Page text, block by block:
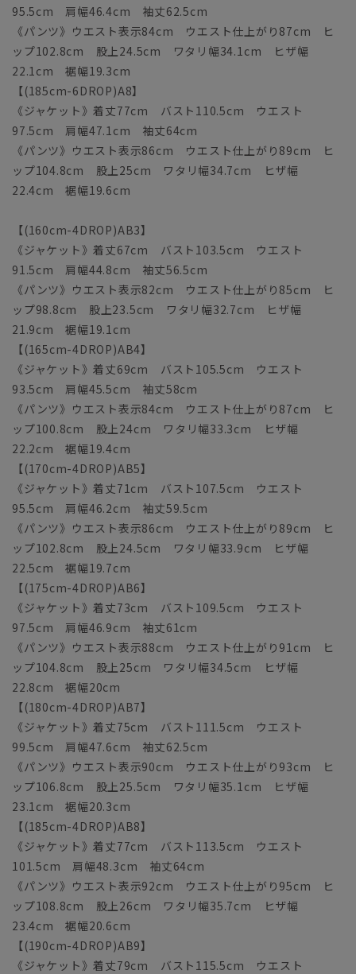
95.5cm 肩幅46.4cm 袖丈62.5cm
《パンツ》ウエスト表示84cm ウエスト仕上がり87cm ヒ
ップ102.8cm 股上24.5cm ワタリ幅34.1cm ヒザ幅
22.1cm 裾幅19.3cm
【(185cm-6DROP)A8】
《ジャケット》着丈77cm バスト110.5cm ウエスト
97.5cm 肩幅47.1cm 袖丈64cm
《パンツ》ウエスト表示86cm ウエスト仕上がり89cm ヒ
ップ104.8cm 股上25cm ワタリ幅34.7cm ヒザ幅
22.4cm 裾幅19.6cm
【(160cm-4DROP)AB3】
《ジャケット》着丈67cm バスト103.5cm ウエスト
91.5cm 肩幅44.8cm 袖丈56.5cm
《パンツ》ウエスト表示82cm ウエスト仕上がり85cm ヒ
ップ98.8cm 股上23.5cm ワタリ幅32.7cm ヒザ幅
21.9cm 裾幅19.1cm
【(165cm-4DROP)AB4】
《ジャケット》着丈69cm バスト105.5cm ウエスト
93.5cm 肩幅45.5cm 袖丈58cm
《パンツ》ウエスト表示84cm ウエスト仕上がり87cm ヒ
ップ100.8cm 股上24cm ワタリ幅33.3cm ヒザ幅
22.2cm 裾幅19.4cm
【(170cm-4DROP)AB5】
《ジャケット》着丈71cm バスト107.5cm ウエスト
95.5cm 肩幅46.2cm 袖丈59.5cm
《パンツ》ウエスト表示86cm ウエスト仕上がり89cm ヒ
ップ102.8cm 股上24.5cm ワタリ幅33.9cm ヒザ幅
22.5cm 裾幅19.7cm
【(175cm-4DROP)AB6】
《ジャケット》着丈73cm バスト109.5cm ウエスト
97.5cm 肩幅46.9cm 袖丈61cm
《パンツ》ウエスト表示88cm ウエスト仕上がり91cm ヒ
ップ104.8cm 股上25cm ワタリ幅34.5cm ヒザ幅
22.8cm 裾幅20cm
【(180cm-4DROP)AB7】
《ジャケット》着丈75cm バスト111.5cm ウエスト
99.5cm 肩幅47.6cm 袖丈62.5cm
《パンツ》ウエスト表示90cm ウエスト仕上がり93cm ヒ
ップ106.8cm 股上25.5cm ワタリ幅35.1cm ヒザ幅
23.1cm 裾幅20.3cm
【(185cm-4DROP)AB8】
《ジャケット》着丈77cm バスト113.5cm ウエスト
101.5cm 肩幅48.3cm 袖丈64cm
《パンツ》ウエスト表示92cm ウエスト仕上がり95cm ヒ
ップ108.8cm 股上26cm ワタリ幅35.7cm ヒザ幅
23.4cm 裾幅20.6cm
【(190cm-4DROP)AB9】
《ジャケット》着丈79cm バスト115.5cm ウエスト